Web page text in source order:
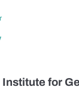
for